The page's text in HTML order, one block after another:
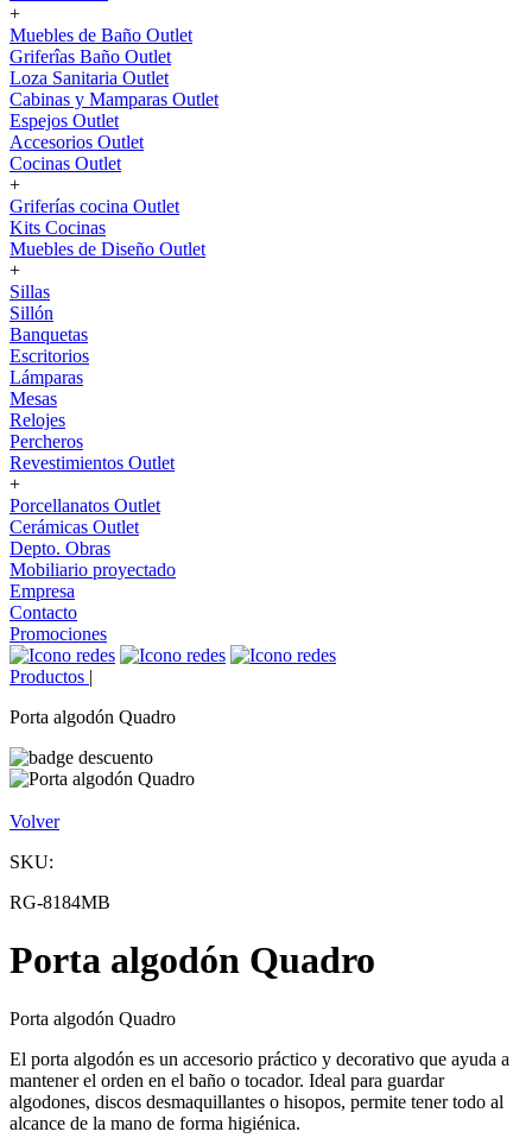
+
Muebles de Baño Outlet
Griferîas Baño Outlet
Loza Sanitaria Outlet
Cabinas y Mamparas Outlet
Espejos Outlet
Accesorios Outlet
Cocinas Outlet
+
Griferías cocina Outlet
Kits Cocinas
Muebles de Diseño Outlet
+
Sillas
Sillón
Banquetas
Escritorios
Lámparas
Mesas
Relojes
Percheros
Revestimientos Outlet
+
Porcellanatos Outlet
Cerámicas Outlet
Depto. Obras
Mobiliario proyectado
Empresa
Contacto
Promociones
Productos |
Porta algodón Quadro
Volver
SKU:
RG-8184MB
Porta algodón Quadro
Porta algodón Quadro
El porta algodón es un accesorio práctico y decorativo que ayuda a
mantener el orden en el baño o tocador. Ideal para guardar
algodones, discos desmaquillantes o hisopos, permite tener todo al
alcance de la mano de forma higiénica.